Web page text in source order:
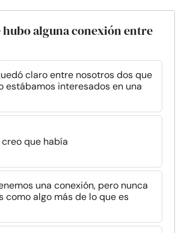
hubo alguna conexión entre
claro entre nosotros dos que
estábamos interesados en una
que había
una conexión, pero nunca
como algo más de lo que es